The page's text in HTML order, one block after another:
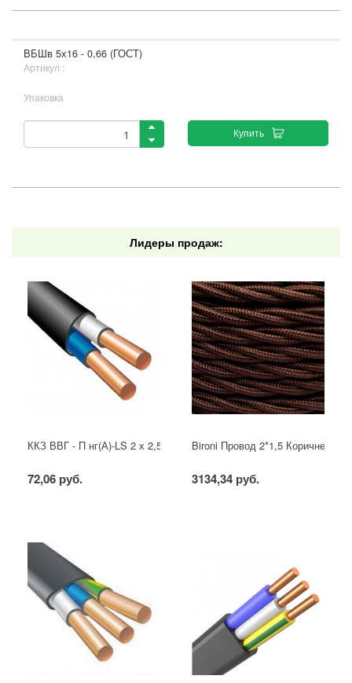
ВБШв 5х16 - 0,66 (ГОСТ)
Артикул :
Упаковка
Купить
Лидеры продаж:
ККЗ ВВГ - П нг(А)-LS 2 х 2,5 ГОСТ
72,06 руб.
Bironi Провод 2*1,5 Коричневый
3134,34 руб.